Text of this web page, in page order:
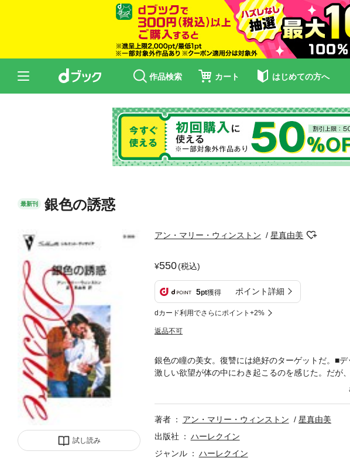
作品検索 カート はじめての方へ
最新刊 銀色の誘惑
試し読み
アン・マリー・ウィンストン 星真由美
550(税込)
5pt獲得 ポイント詳細
dカード利用でさらにポイント+2%
返品不可
銀色の瞳の美女。復讐には絶好のターゲットだ。■
激しい欲望が体の中にわき起こるのを感じた。だが
憎きキャル・マコールの異父妹だったとは……。い
く、私の受け継ぐ財産にしか興味がないのだ。でも
のうつろな心の中に忍び込んできて……。
著者 アン・マリー・ウィンストン
星真由美
出版社
ハーレクイン
ジャンル
ハーレクイン